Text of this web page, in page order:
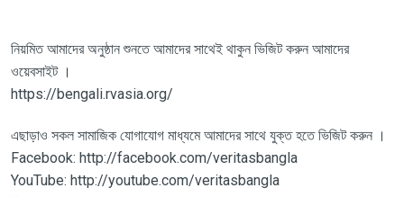
নিয়মিত আমাদের অনুষ্ঠান শুনতে আমাদের সাথেই থাকুন ভিজিট করুন আমাদের
ওয়েবসাইট ।
https://bengali.rvasia.org/
এছাড়াও সকল সামাজিক যোগাযোগ মাধ্যমে আমাদের সাথে যুক্ত হতে ভিজিট করুন ।
Facebook: http://facebook.com/veritasbangla
YouTube: http://youtube.com/veritasbangla